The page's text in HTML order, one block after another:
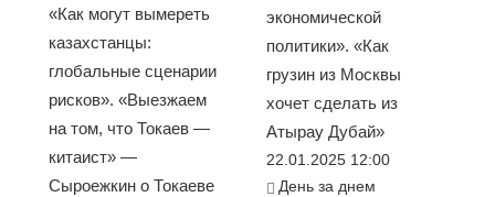
«Как могут вымереть
казахстанцы:
глобальные сценарии
рисков». «Выезжаем
на том, что Токаев —
китаист» —
Сыроежкин о Токаеве
экономической
политики». «Как
грузин из Москвы
хочет сделать из
Атырау Дубай»
22.01.2025 12:00
День за днем